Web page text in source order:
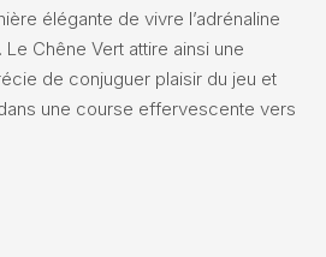
élégante de vivre l’adrénaline
Chêne Vert attire ainsi une
de conjuguer plaisir du jeu et
une course effervescente vers